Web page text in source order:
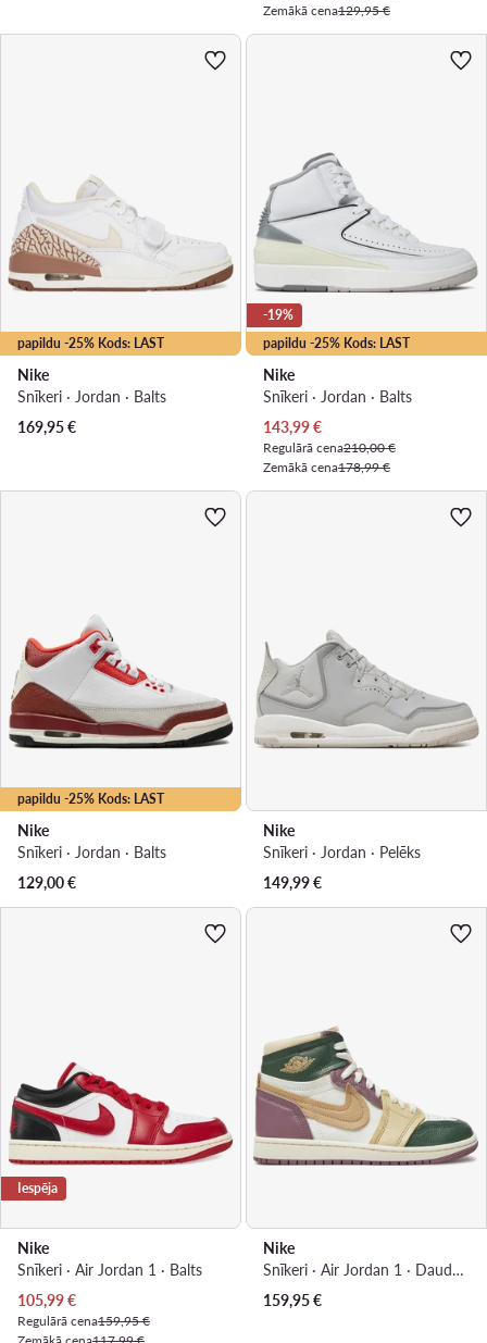
Zemākā cena129,95 €
papildu -25% Kods: LAST
Nike
Snīkeri · Jordan · Balts
169,95€
papildu -25% Kods: LAST
-19%
Nike
Snīkeri · Jordan · Balts
Pašreizējā cena
143,99€
Regulārā cena210,00 €
Zemākā cena178,99 €
papildu -25% Kods: LAST
Nike
Snīkeri · Jordan · Balts
129,00€
Nike
Snīkeri · Jordan · Pelēks
149,99€
Iespēja
Nike
Snīkeri · Air Jordan 1 · Balts
Pašreizējā cena
105,99€
Regulārā cena159,95 €
Nike
Snīkeri · Air Jordan 1 · Daudzkrāsains
159,95€